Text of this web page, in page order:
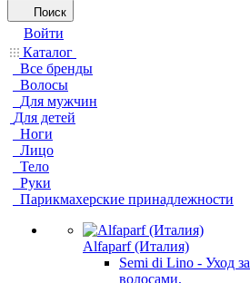
Поиск
Войти
Каталог
Все бренды
Волосы
Для мужчин
Для детей
Ноги
Лицо
Тело
Руки
Парикмахерские принадлежности
Alfaparf (Италия)
Semi di Lino - Уход за
волосами,